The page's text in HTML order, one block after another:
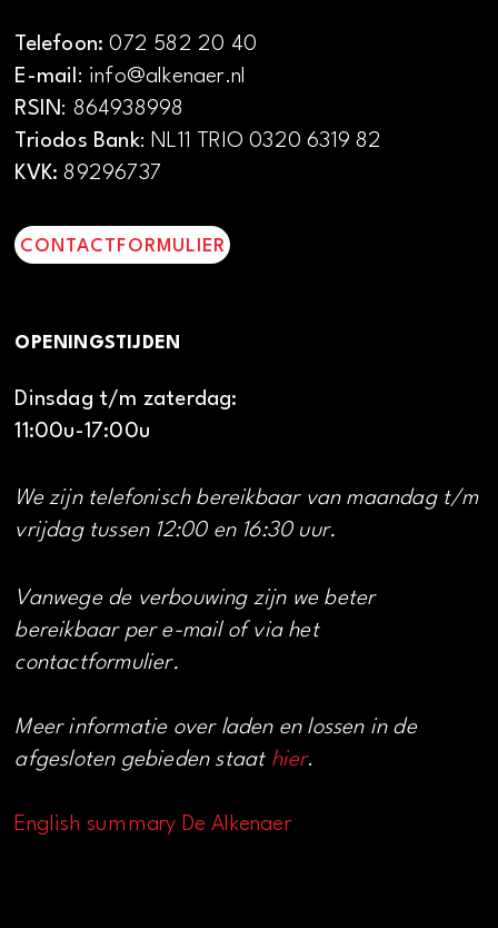
Telefoon:072 582 20 40
E-mail: info@alkenaer.nl
RSIN: 864938998
Triodos Bank: NL11 TRIO 0320 6319 82
KVK: 89296737
CONTACTFORMULIER
OPENINGSTIJDEN
Dinsdag t/m zaterdag:
11:00u-17:00u
We zijn telefonisch bereikbaar van maandag t/m
vrijdag tussen 12:00 en 16:30 uur.
Vanwege de verbouwing zijn we beter
bereikbaar per e-mail of via het
contactformulier.
Meer informatie over laden en lossen in de
afgesloten gebieden staat hier.
English summary De Alkenaer